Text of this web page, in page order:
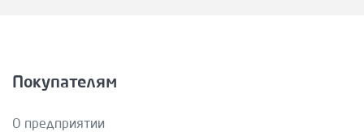
Покупателям
О предприятии